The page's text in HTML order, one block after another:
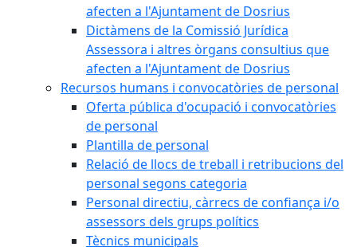
afecten a l'Ajuntament de Dosrius
Dictàmens de la Comissió Jurídica
Assessora i altres òrgans consultius que
afecten a l'Ajuntament de Dosrius
Recursos humans i convocatòries de personal
Oferta pública d'ocupació i convocatòries
de personal
Plantilla de personal
Relació de llocs de treball i retribucions del
personal segons categoria
Personal directiu, càrrecs de confiança i/o
assessors dels grups polítics
Tècnics municipals